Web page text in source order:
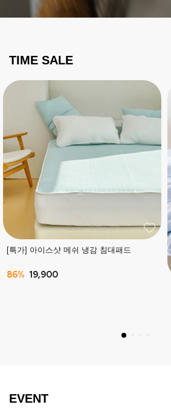
TIME SALE
[특가] 아이스샷 메쉬 냉감 침대패드
86% 19,900
EVENT